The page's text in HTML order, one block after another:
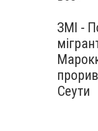
ЗМІ -
Сеути